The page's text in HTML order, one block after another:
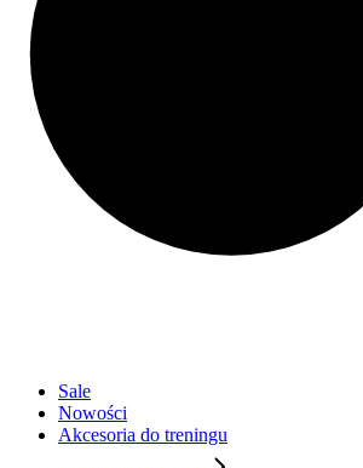
Sale
Nowości
Akcesoria do treningu